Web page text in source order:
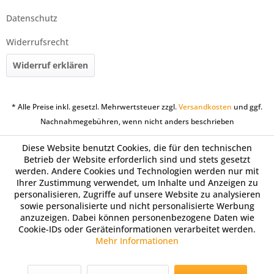
Datenschutz
Widerrufsrecht
Widerruf erklären
* Alle Preise inkl. gesetzl. Mehrwertsteuer zzgl.Versandkosten und ggf.
Nachnahmegebühren, wenn nicht anders beschrieben
Diese Website benutzt Cookies, die für den technischen
Betrieb der Website erforderlich sind und stets gesetzt
werden. Andere Cookies und Technologien werden nur mit
Ihrer Zustimmung verwendet, um Inhalte und Anzeigen zu
personalisieren, Zugriffe auf unsere Website zu analysieren
sowie personalisierte und nicht personalisierte Werbung
anzuzeigen. Dabei können personenbezogene Daten wie
Cookie-IDs oder Geräteinformationen verarbeitet werden.
Mehr Informationen